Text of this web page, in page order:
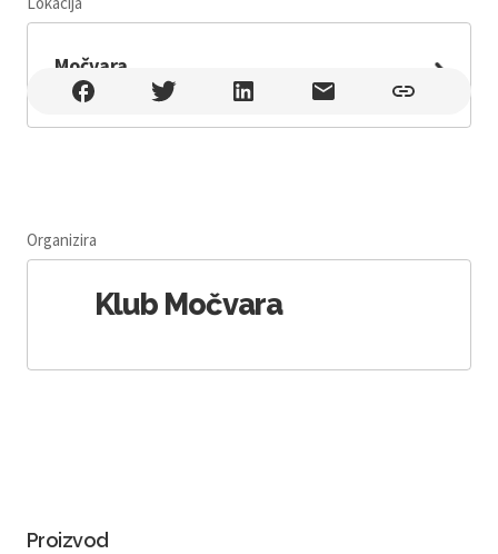
Močvara
Močvara , Zagreb , Trnjanski nasip bb
Organizira
Klub Močvara
Proizvod